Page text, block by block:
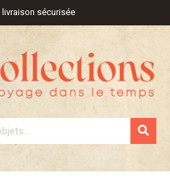
livraison sécurisée